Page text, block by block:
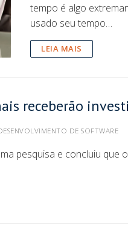
tempo é algo
usado seu tempo…
LEIA MAIS
receberão
DE SOFTWARE
pesquisa e concluiu que